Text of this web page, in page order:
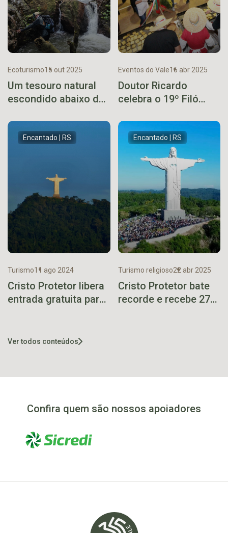
Ecoturismo15 out 2025
Um tesouro natural
escondido abaixo da
Eventos do Vale16 abr 2025
Doutor Ricardo
celebra o 19º Filó
sabor
Encantado | RS
Turismo11 ago 2024
Cristo Protetor libera
entrada gratuita para
olímpicas
Encantado | RS
Turismo religioso22 abr 2025
Cristo Protetor bate
recorde e recebe 27
Ver todos conteúdos
Confira quem são nossos apoiadores